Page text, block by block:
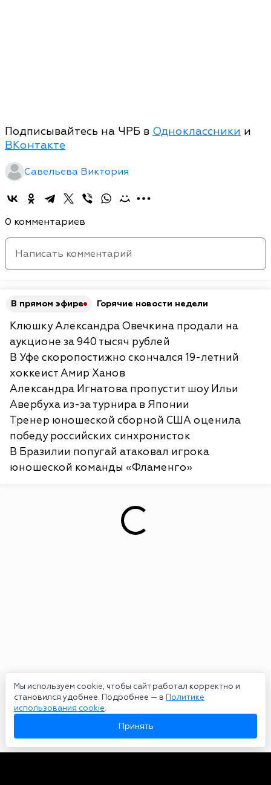
Мы используем cookie, чтобы сайт работал корректно и
становился удобнее. Подробнее — в Политике
использования cookie.
Принять
Подписывайтесь на ЧРБ в Одноклассники и
ВКонтакте
Савельева Виктория
0 комментариев
В прямом эфире Горячие новости недели
Клюшку Александра Овечкина продали на
аукционе за 940 тысяч рублей
В Уфе скоропостижно скончался 19-летний
хоккеист Амир Ханов
Александра Игнатова пропустит шоу Ильи
Авербуха из-за турнира в Японии
Тренер юношеской сборной США оценила
победу российских синхронисток
В Бразилии попугай атаковал игрока
юношеской команды «Фламенго»